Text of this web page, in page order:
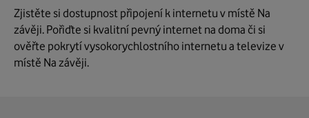
Zjistěte si dostupnost připojení k internetu v místě Na
závěji. Pořiďte si kvalitní pevný internet na doma či si
ověřte pokrytí vysokorychlostního internetu a televize v
místě Na závěji.